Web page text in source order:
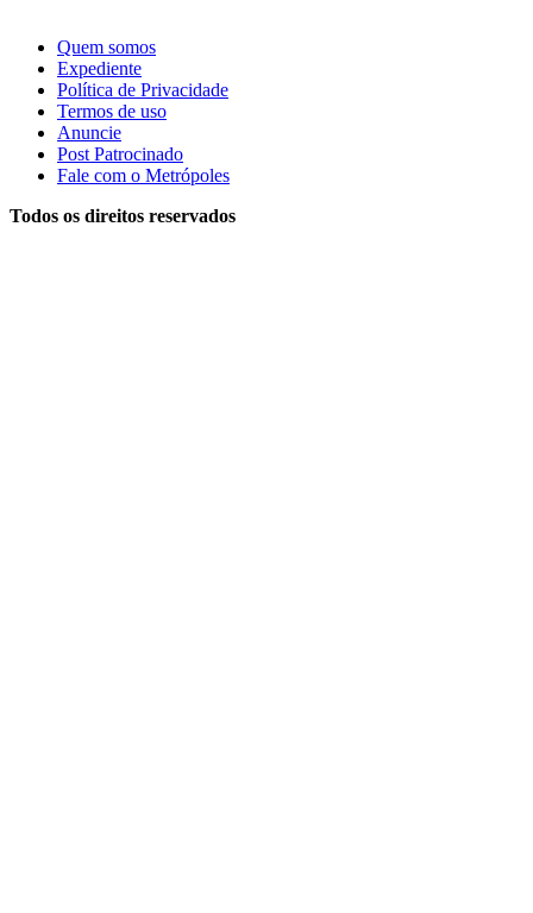
Quem somos
Expediente
Política de Privacidade
Termos de uso
Anuncie
Post Patrocinado
Fale com o Metrópoles
Todos os direitos reservados